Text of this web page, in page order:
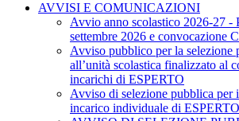
AVVISI E COMUNICAZIONI
Avvio anno scolastico 2026-27 -
settembre 2026 e convocazione
Avviso pubblico per la selezione
all’unità scolastica finalizzato al
incarichi di ESPERTO
Avviso di selezione pubblica per
incarico individuale di